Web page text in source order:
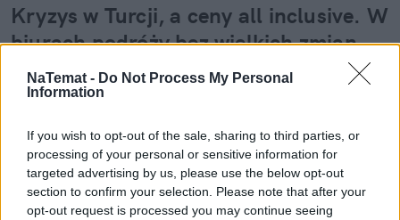
NaTemat - Do Not Process My Personal
Information
If you wish to opt-out of the sale, sharing to third parties, or
processing of your personal or sensitive information for
targeted advertising by us, please use the below opt-out
section to confirm your selection. Please note that after your
opt-out request is processed you may continue seeing
Kryzys w Turcji, a ceny all inclusive. W
biurach podróży bez wielkich zmian
Wyzwaniem dla tureckich hotelarzy może być
problem z wycenieniem swoich usług, a powinni
zawierać umowy na lato 2025 z touroperatorami.
Kłopoty te związane są z inflacją, a także trudnym
do przewidzenia kursem walut.